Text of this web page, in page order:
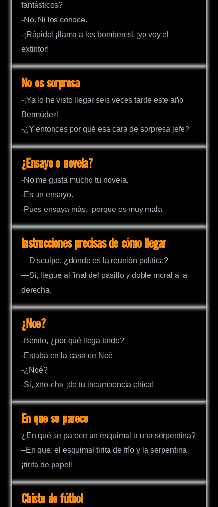
fantásticos?
-No. Ni los conoce.
-¡Rápido! ¡llama a los bomberos! ¡yo voy el
extintor!
No es sorpresa
-¡Ya lo he visto llegar seis veces tarde este año
Bermúdez!
-¿Y entonces por qué esa cara de sorpresa jefe?
¿Ensayo o novela?
-No me gusta mucho tu novela.
-Es un ensayo.
-Pues ensaya más, ¡porque es muy mala!
Instrucciones precisas de cómo llegar
—Disculpe, ¿dónde es la reunión política?
—Si, llegue al final del pasillo y doble moral a la
derecha.
¿Noe?
-Benito, ¿por qué llega tarde?
-Estaba en la casa de Noé
-¿Noé?
-Si, «no-eh» ¡de tu incumbencia chica!
En que se parece
¿En qué se parece un esquimal a una serpentina?
–En que: el esquimal tirita de frío y la serpentina
¡tirita de papel!
Chiste de fútbol